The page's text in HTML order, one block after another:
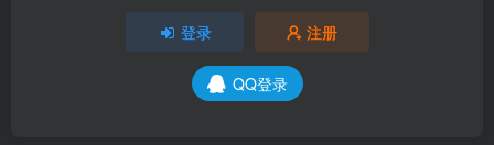
登录 注册
QQ登录